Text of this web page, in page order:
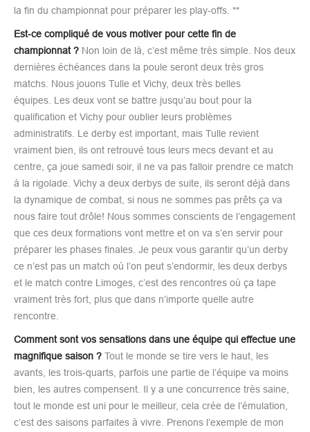
la fin du championnat pour préparer les play-offs. **
Est-ce compliqué de vous motiver pour cette fin de
championnat ? Non loin de là, c’est même très simple. Nos deux
dernières échéances dans la poule seront deux très gros
matchs. Nous jouons Tulle et Vichy, deux très belles
équipes. Les deux vont se battre jusqu’au bout pour la
qualification et Vichy pour oublier leurs problèmes
administratifs. Le derby est important, mais Tulle revient
vraiment bien, ils ont retrouvé tous leurs mecs devant et au
centre, ça joue samedi soir, il ne va pas falloir prendre ce match
à la rigolade. Vichy a deux derbys de suite, ils seront déjà dans
la dynamique de combat, si nous ne sommes pas prêts ça va
nous faire tout drôle! Nous sommes conscients de l’engagement
que ces deux formations vont mettre et on va s’en servir pour
préparer les phases finales. Je peux vous garantir qu’un derby
ce n’est pas un match où l’on peut s’endormir, les deux derbys
et le match contre Limoges, c’est des rencontres où ça tape
vraiment très fort, plus que dans n’importe quelle autre
rencontre.
Comment sont vos sensations dans une équipe qui effectue une
magnifique saison ? Tout le monde se tire vers le haut, les
avants, les trois-quarts, parfois une partie de l’équipe va moins
bien, les autres compensent. Il y a une concurrence très saine,
tout le monde est uni pour le meilleur, cela crée de l’émulation,
c’est des saisons parfaites à vivre. Prenons l’exemple de mon